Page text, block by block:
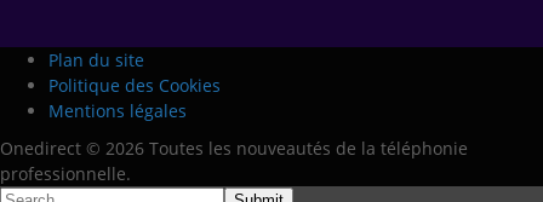
Plan du site
Politique des Cookies
Mentions légales
Onedirect © 2026 Toutes les nouveautés de la téléphonie
professionnelle.